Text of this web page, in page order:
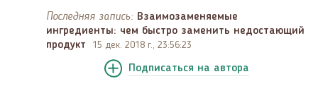
Последняя запись: Взаимозаменяемые
ингредиенты: чем быстро заменить недостающий
продукт
15 дек. 2018 г., 23:56:23
Подписаться на автора